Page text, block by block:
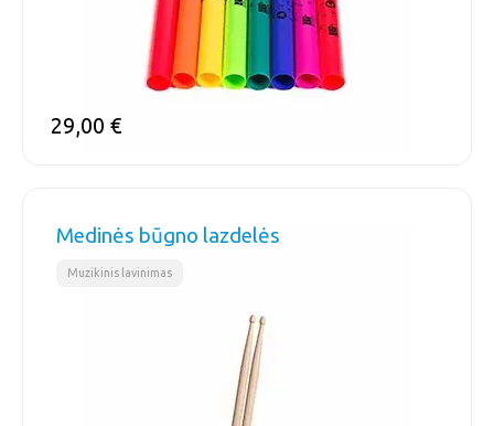
29,00 €
Medinės būgno lazdelės
Muzikinis lavinimas